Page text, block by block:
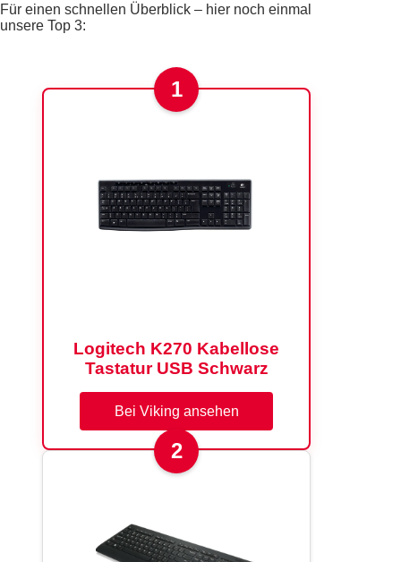
Für einen schnellen Überblick – hier noch einmal
unsere Top 3:
1
Logitech K270 Kabellose
Tastatur USB Schwarz
Bei Viking ansehen
2